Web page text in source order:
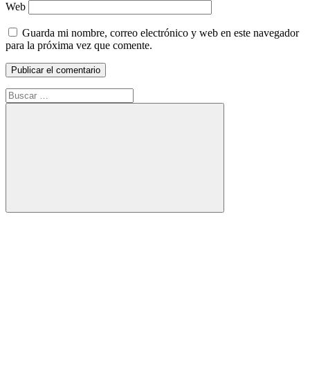
Web
Guarda mi nombre, correo electrónico y web en este navegador
para la próxima vez que comente.
Buscar:
Buscar